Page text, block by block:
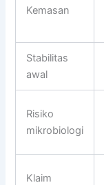
Kemasan
Stabilitas
awal
Risiko
mikrobiologi
Klaim